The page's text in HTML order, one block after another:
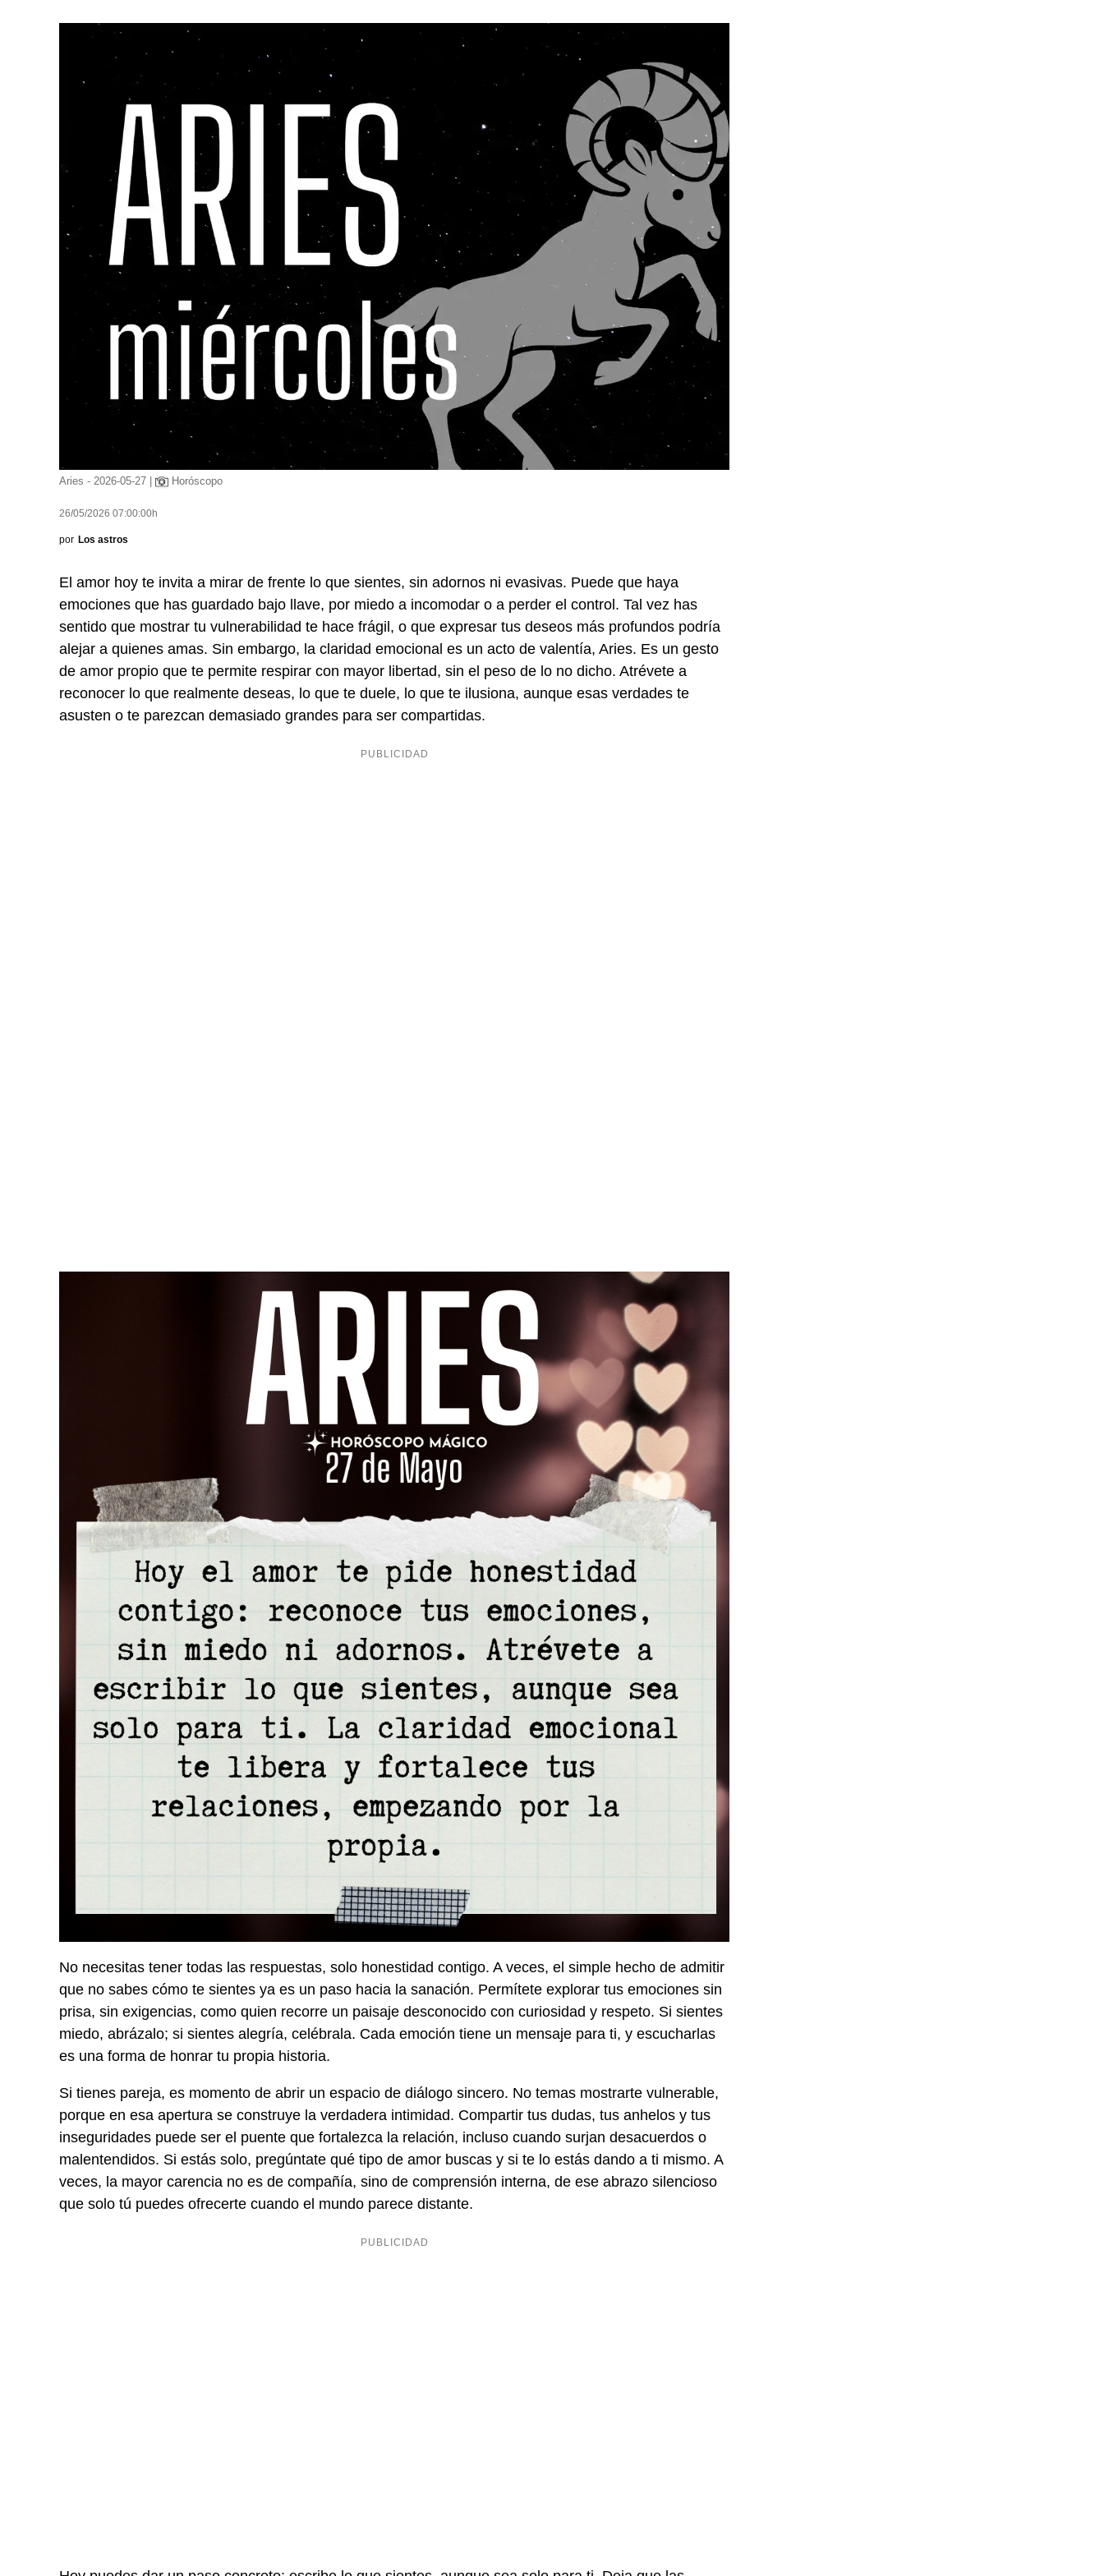
Aries - 2026-05-27 | Horóscopo
26/05/2026 07:00:00h
por Los astros
El amor hoy te invita a mirar de frente lo que sientes, sin adornos ni evasivas. Puede que haya
emociones que has guardado bajo llave, por miedo a incomodar o a perder el control. Tal vez has
sentido que mostrar tu vulnerabilidad te hace frágil, o que expresar tus deseos más profundos podría
alejar a quienes amas. Sin embargo, la claridad emocional es un acto de valentía, Aries. Es un gesto
de amor propio que te permite respirar con mayor libertad, sin el peso de lo no dicho. Atrévete a
reconocer lo que realmente deseas, lo que te duele, lo que te ilusiona, aunque esas verdades te
asusten o te parezcan demasiado grandes para ser compartidas.
No necesitas tener todas las respuestas, solo honestidad contigo. A veces, el simple hecho de admitir
que no sabes cómo te sientes ya es un paso hacia la sanación. Permítete explorar tus emociones sin
prisa, sin exigencias, como quien recorre un paisaje desconocido con curiosidad y respeto. Si sientes
miedo, abrázalo; si sientes alegría, celébrala. Cada emoción tiene un mensaje para ti, y escucharlas
es una forma de honrar tu propia historia.
Si tienes pareja, es momento de abrir un espacio de diálogo sincero. No temas mostrarte vulnerable,
porque en esa apertura se construye la verdadera intimidad. Compartir tus dudas, tus anhelos y tus
inseguridades puede ser el puente que fortalezca la relación, incluso cuando surjan desacuerdos o
malentendidos. Si estás solo, pregúntate qué tipo de amor buscas y si te lo estás dando a ti mismo. A
veces, la mayor carencia no es de compañía, sino de comprensión interna, de ese abrazo silencioso
que solo tú puedes ofrecerte cuando el mundo parece distante.